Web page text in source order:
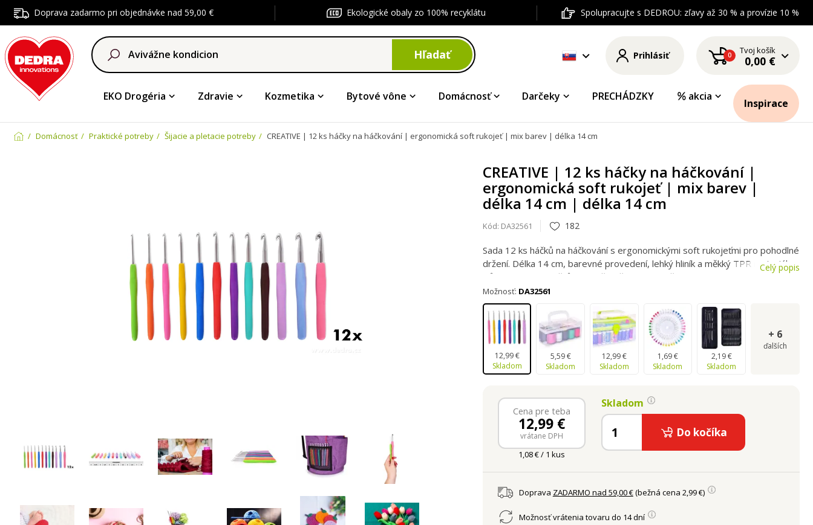
Doprava zadarmo pri objednávke nad 59,00 € Ekologické obaly zo 100% recyklátu Spolupracujte s DEDROU: zľavy až 30 % a provízie 10 %
Hľadať Prihlásiť 0 Tvoj košík
0,00 €
EKO Drogéria Zdravie Kozmetika Bytové vône Domácnosť Darčeky PRECHÁDZKY akcia
Inspirace
Domácnosť Praktické potreby Šijacie a pletacie potreby CREATIVE | 12 ks háčky na háčkování | ergonomická soft rukojeť | mix barev | délka 14 cm | délka 14 cm
CREATIVE | 12 ks háčky na háčkování |
ergonomická soft rukojeť | mix barev |
délka 14 cm | délka 14 cm
Kód: DA32561 182
Sada 12 ks háčků na háčkování s ergonomickými soft rukojeťmi pro pohodlné
držení. Délka 14 cm, barevné provedení, lehký hliník a měkký TPR materiál.
Různé velikosti háčků pro začátečníky i pokročilé.
Celý popis
Možnosť: DA32561
12,99 €
Skladom
5,59 €
Skladom
12,99 €
Skladom
1,69 €
Skladom
2,19 €
Skladom
+ 6
ďalších
Cena pre teba
12,99 €
vrátane DPH
1,08 € / 1 kus
Skladom
Do kočíka
Doprava ZADARMO nad 59,00 €(bežná cena 2,99 €)
Možnosť vrátenia tovaru do 14 dní